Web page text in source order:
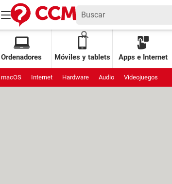
Ordenadores Móviles y tablets Apps e Internet
macOS Internet Hardware Audio Videojuegos